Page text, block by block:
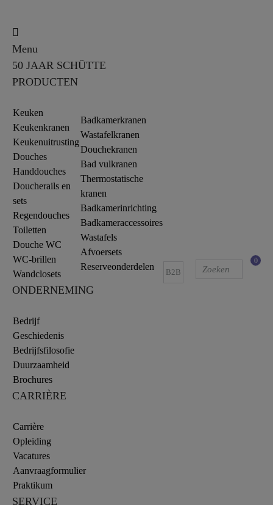
Menu
50 JAAR SCHÜTTE
PRODUCTEN
Keuken
Keukenkranen
Keukenuitrusting
Douches
Handdouches
Doucherails en
sets
Regendouches
Toiletten
Douche WC
WC-brillen
Wandclosets
Badkamerkranen
Wastafelkranen
Douchekranen
Bad vulkranen
Thermostatische
kranen
Badkamerinrichting
Badkameraccessoires
Wastafels
Afvoersets
Reserveonderdelen
ONDERNEMING
Bedrijf
Geschiedenis
Bedrijfsfilosofie
Duurzaamheid
Brochures
CARRIÈRE
Carrière
Opleiding
Vacatures
Aanvraagformulier
Praktikum
SERVICE
B2B
0